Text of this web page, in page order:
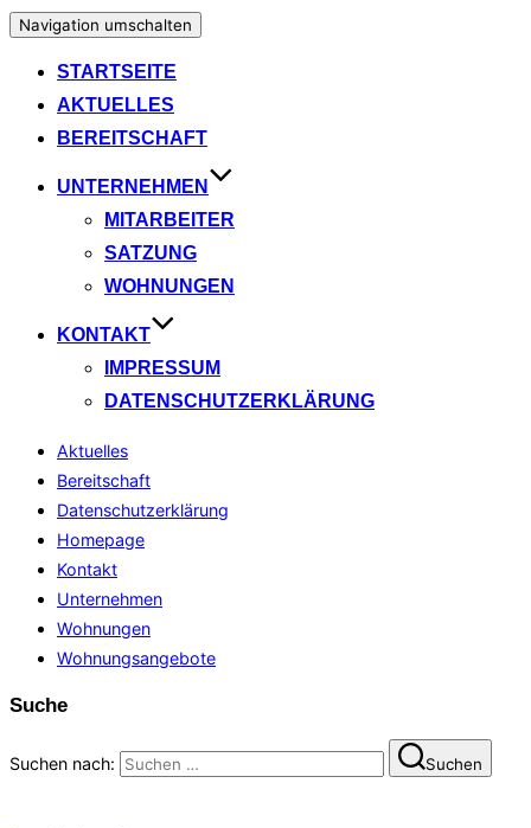
Navigation umschalten
STARTSEITE
AKTUELLES
BEREITSCHAFT
UNTERNEHMEN
MITARBEITER
SATZUNG
WOHNUNGEN
KONTAKT
IMPRESSUM
DATENSCHUTZERKLÄRUNG
Aktuelles
Bereitschaft
Datenschutzerklärung
Homepage
Kontakt
Unternehmen
Wohnungen
Wohnungsangebote
Suche
Suchen nach: Suchen